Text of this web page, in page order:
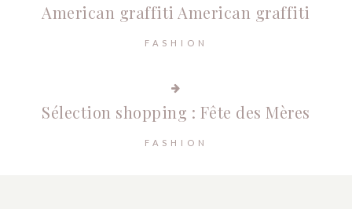
American graffiti American graffiti
FASHION
Sélection shopping : Fête des Mères
FASHION